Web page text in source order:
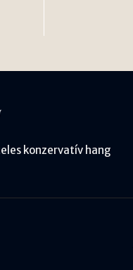
konzervatív hang